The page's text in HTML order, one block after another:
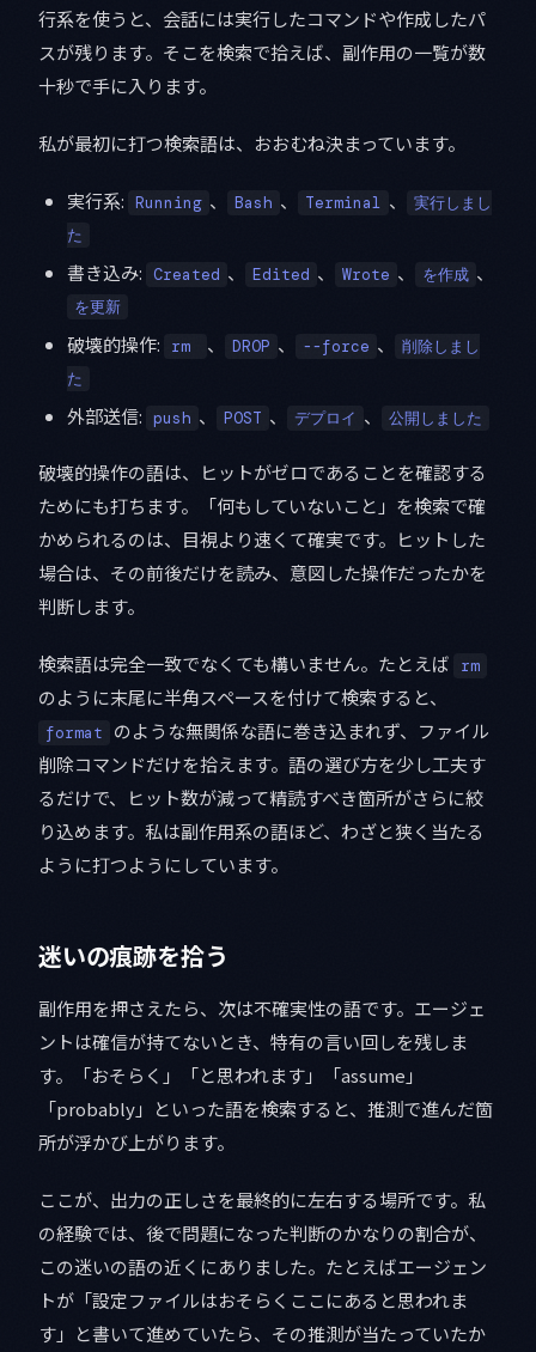
行系を使うと、会話には実行したコマンドや作成したパ
スが残ります。そこを検索で拾えば、副作用の一覧が数
十秒で手に入ります。
私が最初に打つ検索語は、おおむね決まっています。
実行系: Running 、 Bash 、 Terminal 、
実行しまし
た
書き込み: Created 、 Edited 、 Wrote 、 を作成 、
を更新
破壊的操作: rm 、 DROP 、 --force 、
削除しまし
た
外部送信: push 、 POST 、 デプロイ 、 公開しました
破壊的操作の語は、ヒットがゼロであることを確認する
ためにも打ちます。「何もしていないこと」を検索で確
かめられるのは、目視より速くて確実です。ヒットした
場合は、その前後だけを読み、意図した操作だったかを
判断します。
検索語は完全一致でなくても構いません。たとえば rm
のように末尾に半角スペースを付けて検索すると、
format
のような無関係な語に巻き込まれず、ファイル
削除コマンドだけを拾えます。語の選び方を少し工夫す
るだけで、ヒット数が減って精読すべき箇所がさらに絞
り込めます。私は副作用系の語ほど、わざと狭く当たる
ように打つようにしています。
迷いの痕跡を拾う
副作用を押さえたら、次は不確実性の語です。エージェ
ントは確信が持てないとき、特有の言い回しを残しま
す。「おそらく」「と思われます」「assume」
「probably」といった語を検索すると、推測で進んだ箇
所が浮かび上がります。
ここが、出力の正しさを最終的に左右する場所です。私
の経験では、後で問題になった判断のかなりの割合が、
この迷いの語の近くにありました。たとえばエージェン
トが「設定ファイルはおそらくここにあると思われま
す」と書いて進めていたら、その推測が当たっていたか